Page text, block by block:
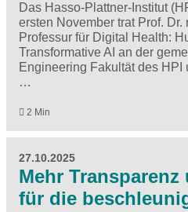
Das Hasso-Plattner-Institut
ersten November trat Prof.
Professur für Digital Health:
Transformative AI an der
Engineering Fakultät des HPI
…
2 Min
27.10.2025
Mehr
für die